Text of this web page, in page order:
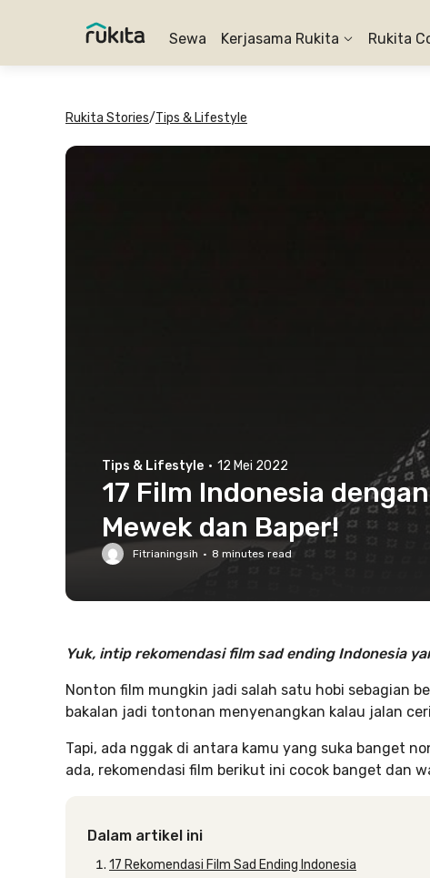
Sewa Kerjasama Rukita Rukita
Rukita Stories/Tips & Lifestyle
Tips & Lifestyle · 12 Mei 2022
17 Film Indonesia
Mewek dan Baper!
Fitrianingsih · 8 minutes read
Yuk, intip rekomendasi film sad ending Indonesia
Nonton film mungkin jadi salah satu hobi sebagian
bakalan jadi tontonan menyenangkan kalau jalan
Tapi, ada nggak di antara kamu yang suka banget
ada, rekomendasi film berikut ini cocok banget dan
Dalam artikel ini
17 Rekomendasi Film Sad Ending Indonesia